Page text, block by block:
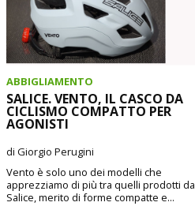
ABBIGLIAMENTO
SALICE. VENTO, IL CASCO DA
CICLISMO COMPATTO PER
AGONISTI
di Giorgio Perugini
Vento è solo uno dei modelli che
apprezziamo di più tra quelli prodotti da
Salice, merito di forme compatte e...